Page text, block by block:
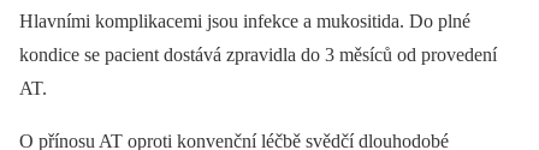
Hlavními komplikacemi jsou infekce a mukositida. Do plné
kondice se pacient dostává zpravidla do 3 měsíců od provedení
AT.
O přínosu AT oproti konvenční léčbě svědčí dlouhodobé